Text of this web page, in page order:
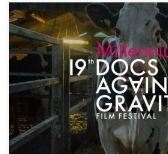
Najnowszy film brytyjskiej reżyserki Andrei
nietypowy dokument. Główną postacią
ludzie są niemal nieobecni. Czy
opowiadania antropocentrycznej historii
projekt Andrea Arnold znana jest ze